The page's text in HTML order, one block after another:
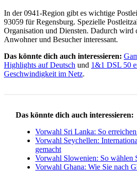
In der 0941-Region gibt es wichtige
93059 für Regensburg. Spezielle
Organisation und Diensten. Dadurch wird
Anwohner und Besucher interessant.
Das könnte dich auch interessieren:
Highlights auf Deutsch und 1&1 DSL 50
Geschwindigkeit im Netz.
Das könnte dich auch interessieren:
Vorwahl Sri Lanka: So
Vorwahl Seychellen:
gemacht
Vorwahl Slowenien: So wählen
Vorwahl Ghana: Wie Sie nach